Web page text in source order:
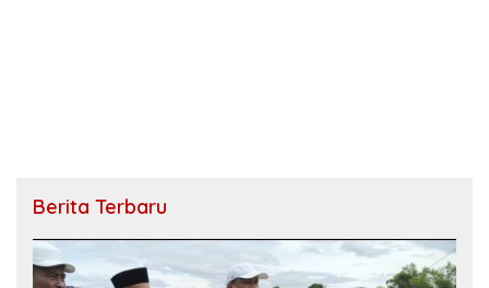
Berita Terbaru